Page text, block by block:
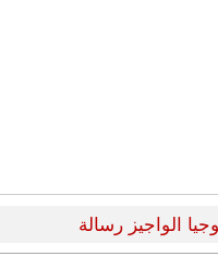
الواجيز رسالة